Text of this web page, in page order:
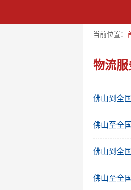
当前位置：
物流服
佛山到全
佛山至全
佛山到全
佛山至全